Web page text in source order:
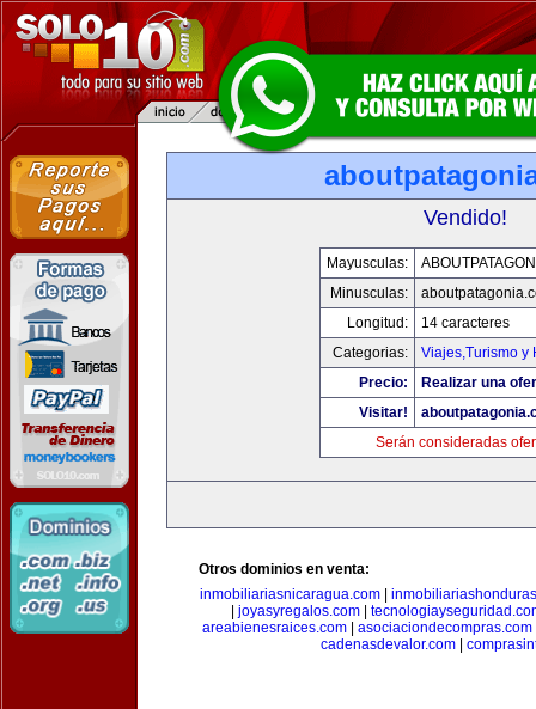
Vendido!
Mayusculas:
Minusculas:
Longitud:
14 caracteres
Categorias:
Viajes,Turismo y
Precio:
Realizar una
Visitar!
Serán consideradas
Otros dominios en venta:
inmobiliariasnicaragua.com|
joyasyregalos.com
areabienesraices.com| asociaciondecompras.com
cadenasdevalor.com